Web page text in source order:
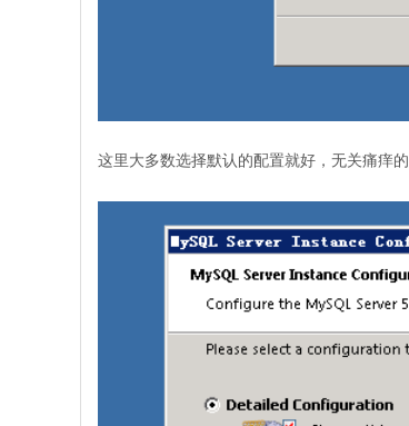
这里大多数选择默认的配置就好，无关痛痒的